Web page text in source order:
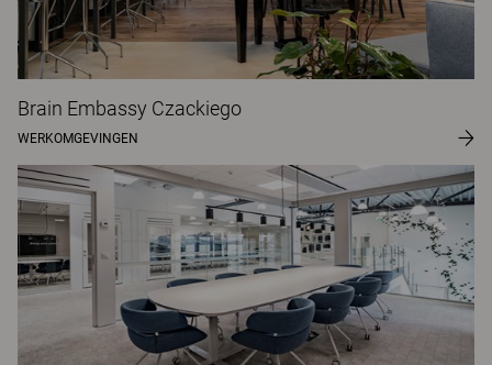
Brain Embassy Czackiego
WERKOMGEVINGEN